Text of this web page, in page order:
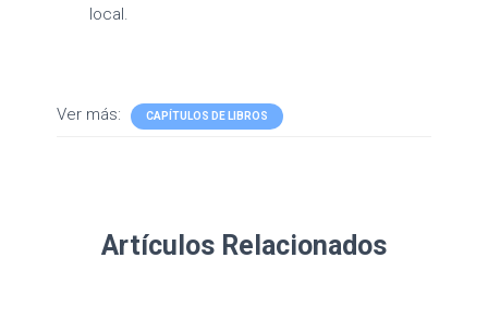
local.
Ver más: CAPÍTULOS DE LIBROS
Artículos Relacionados